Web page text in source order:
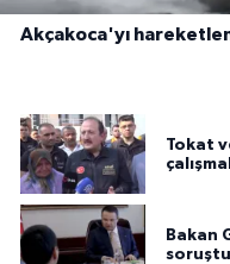
Akçakoca'yı
Tokat
Bakan